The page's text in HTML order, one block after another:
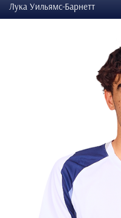
Лука Уильямс-Барнетт